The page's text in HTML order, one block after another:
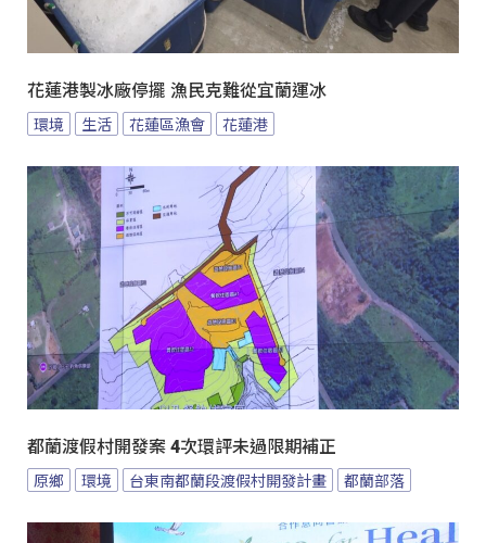
花蓮港製冰廠停擺 漁民克難從宜蘭運冰
環境 生活 花蓮區漁會 花蓮港
都蘭渡假村開發案 4次環評未過限期補正
原鄉 環境 台東南都蘭段渡假村開發計畫 都蘭部落